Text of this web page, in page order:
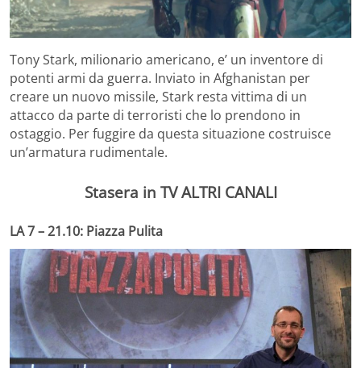
Tony Stark, milionario americano, e’ un inventore di
potenti armi da guerra. Inviato in Afghanistan per
creare un nuovo missile, Stark resta vittima di un
attacco da parte di terroristi che lo prendono in
ostaggio. Per fuggire da questa situazione costruisce
un’armatura rudimentale.
Stasera in TV ALTRI CANALI
LA 7 – 21.10: Piazza Pulita